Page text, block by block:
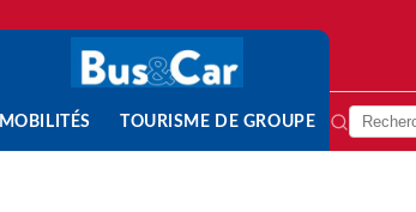
MOBILITÉS TOURISME DE GROUPE